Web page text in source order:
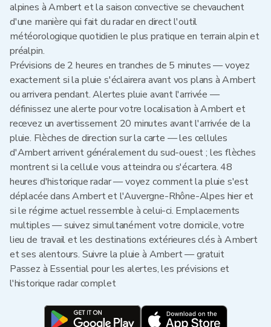
alpines à Ambert et la saison convective se chevauchent
d'une manière qui fait du radar en direct l'outil
météorologique quotidien le plus pratique en terrain alpin et
préalpin.
Prévisions de 2 heures en tranches de 5 minutes — voyez
exactement si la pluie s'éclairera avant vos plans à Ambert
ou arrivera pendant. Alertes pluie avant l'arrivée —
définissez une alerte pour votre localisation à Ambert et
recevez un avertissement 20 minutes avant l'arrivée de la
pluie. Flèches de direction sur la carte — les cellules
d'Ambert arrivent généralement du sud-ouest ; les flèches
montrent si la cellule vous atteindra ou s'écartera. 48
heures d'historique radar — voyez comment la pluie s'est
déplacée dans Ambert et l'Auvergne-Rhône-Alpes hier et
si le régime actuel ressemble à celui-ci. Emplacements
multiples — suivez simultanément votre domicile, votre
lieu de travail et les destinations extérieures clés à Ambert
et ses alentours. Suivre la pluie à Ambert — gratuit
Passez à Essential pour les alertes, les prévisions et
l'historique radar complet